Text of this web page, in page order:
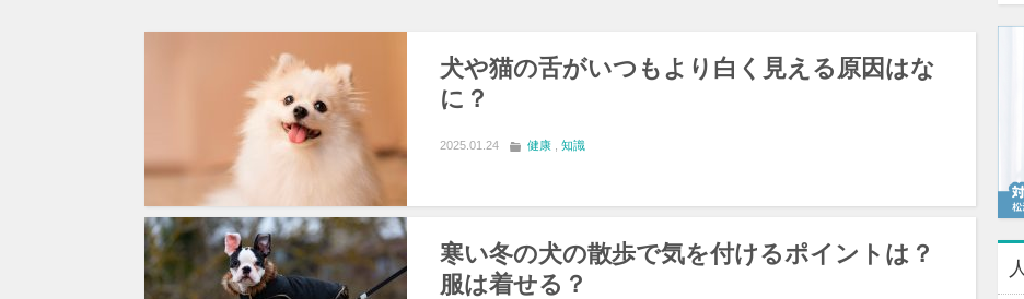
犬や猫の舌がいつもより白く見える原因はな
に？
2025.01.24 健康 知識
寒い冬の犬の散歩で気を付けるポイントは？
服は着せる？